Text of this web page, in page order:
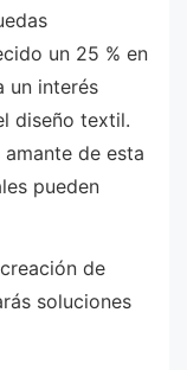
un 25 % en
un interés
diseño textil.
de esta
pueden
de
soluciones